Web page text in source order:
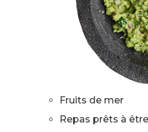
Fruits de mer
Repas prêts à